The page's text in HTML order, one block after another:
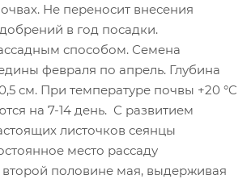
Не переносит внесения
в год посадки.
способом. Семена
февраля по апрель. Глубина
см. При температуре почвы +20 °C
на 7-14 день. С развитием
листочков сеянцы
место рассаду
половине мая, выдерживая